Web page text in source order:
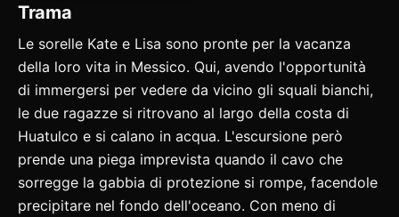
Trama
Le sorelle Kate e Lisa sono pronte per la vacanza
della loro vita in Messico. Qui, avendo l'opportunità
di immergersi per vedere da vicino gli squali bianchi,
le due ragazze si ritrovano al largo della costa di
Huatulco e si calano in acqua. L'escursione però
prende una piega imprevista quando il cavo che
sorregge la gabbia di protezione si rompe, facendole
precipitare nel fondo dell'oceano. Con meno di